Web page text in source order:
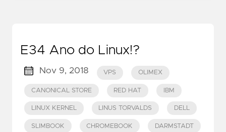
E34 Ano do Linux!?
Nov 9, 2018 VPS OLIMEX
CANONICAL STORE RED HAT IBM
LINUX KERNEL LINUS TORVALDS DELL
SLIMBOOK CHROMEBOOK DARMSTADT